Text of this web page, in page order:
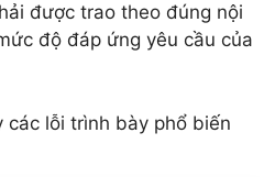
được trao theo đúng nội
độ đáp ứng yêu cầu của
các lỗi trình bày phổ biến